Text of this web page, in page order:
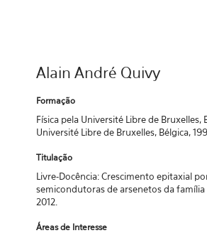
Alain André Quivy
Formação
Física pela Université Libre de
Université Libre de Bruxelles, Bélgica,
Titulação
Livre-Docência: Crescimento epitaxial
semicondutoras de arsenetos da família
2012.
Áreas de Interesse